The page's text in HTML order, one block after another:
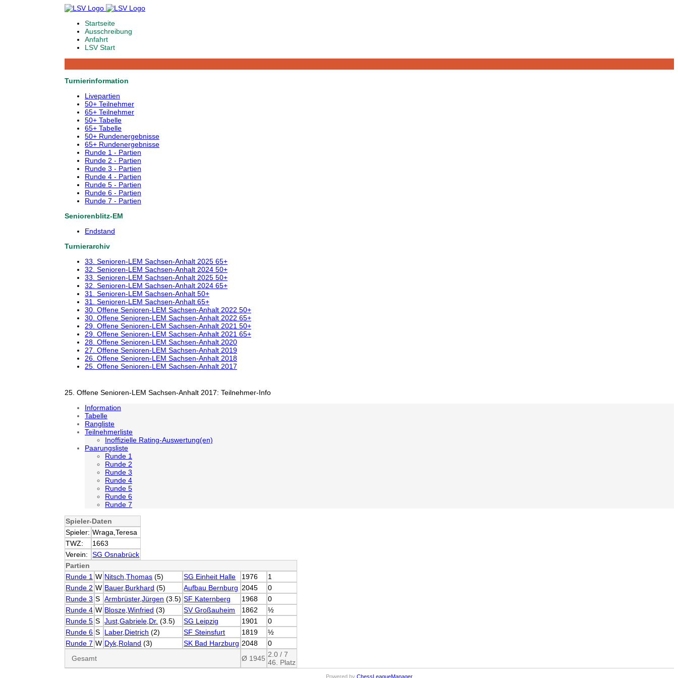
Startseite
Ausschreibung
Anfahrt
LSV Start
Turnierinformation
Livepartien
50+ Teilnehmer
65+ Teilnehmer
50+ Tabelle
65+ Tabelle
50+ Rundenergebnisse
65+ Rundenergebnisse
Runde 1 - Partien
Runde 2 - Partien
Runde 3 - Partien
Runde 4 - Partien
Runde 5 - Partien
Runde 6 - Partien
Runde 7 - Partien
Seniorenblitz-EM
Endstand
Turnierarchiv
33. Senioren-LEM Sachsen-Anhalt 2025 65+
32. Senioren-LEM Sachsen-Anhalt 2024 50+
33. Senioren-LEM Sachsen-Anhalt 2025 50+
32. Senioren-LEM Sachsen-Anhalt 2024 65+
31. Senioren-LEM Sachsen-Anhalt 50+
31. Senioren-LEM Sachsen-Anhalt 65+
30. Offene Senioren-LEM Sachsen-Anhalt 2022 50+
30. Offene Senioren-LEM Sachsen-Anhalt 2022 65+
29. Offene Senioren-LEM Sachsen-Anhalt 2021 50+
29. Offene Senioren-LEM Sachsen-Anhalt 2021 65+
28. Offene Senioren-LEM Sachsen-Anhalt 2020
27. Offene Senioren-LEM Sachsen-Anhalt 2019
26. Offene Senioren-LEM Sachsen-Anhalt 2018
25. Offene Senioren-LEM Sachsen-Anhalt 2017
25. Offene Senioren-LEM Sachsen-Anhalt 2017: Teilnehmer-Info
Information
Tabelle
Rangliste
Teilnehmerliste
Inoffizielle Rating-Auswertung(en)
Paarungsliste
Runde 1
Runde 2
Runde 3
Runde 4
Runde 5
Runde 6
Runde 7
Spieler-Daten
Spieler: Wraga,Teresa
TWZ:
1663
Verein:
SG Osnabrück
Partien
Runde 1 W Nitsch,Thomas (5) SG Einheit Halle 1976
1
Runde 2 W Bauer,Burkhard (5) Aufbau Bernburg 2045
0
Runde 3 S Armbrüster,Jürgen (3.5) SF Katernberg 1968
0
Runde 4 W Blosze,Winfried (3) SV Großauheim 1862
½
Runde 5 S Just,Gabriele,Dr. (3.5) SG Leipzig 1901
0
Runde 6 S Laber,Dietrich (2) SF Steinsfurt 1819
½
Runde 7 W Dyk,Roland (3) SK Bad Harzburg 2048
0
Gesamt
Ø 1945 2.0 / 7
46. Platz
Powered by ChessLeagueManager